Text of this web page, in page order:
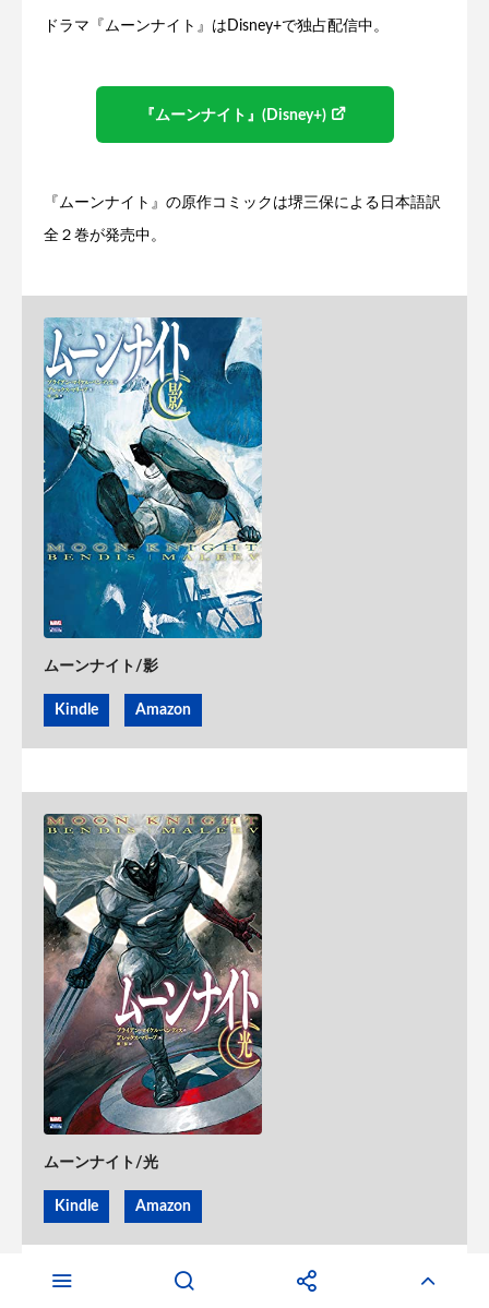
ドラマ『ムーンナイト』はDisney+で独占配信中。
『ムーンナイト』(Disney+)
『ムーンナイト』の原作コミックは堺三保による日本語訳
全２巻が発売中。
ムーンナイト/影
Kindle Amazon
ムーンナイト/光
Kindle Amazon